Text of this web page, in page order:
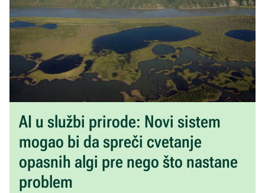
AI u službi prirode: Novi sistem
mogao bi da spreči cvetanje
opasnih algi pre nego što nastane
problem